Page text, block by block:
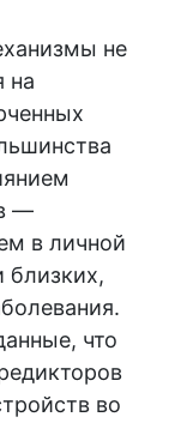
не
на
—
в личной
близких,
что
во